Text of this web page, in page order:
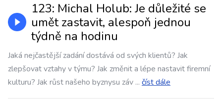
123: Michal Holub: Je důležité se
umět zastavit, alespoň jednou
týdně na hodinu
Jaká nejčastější zadání dostává od svých klientů? Jak
zlepšovat vztahy v týmu? Jak změnit a lépe nastavit firemní
kulturu? Jak růst našeho byznysu záv ... číst dále